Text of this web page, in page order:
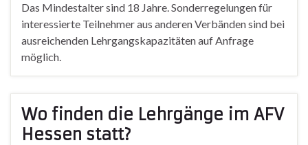
Das Mindestalter sind 18 Jahre. Sonderregelungen für
interessierte Teilnehmer aus anderen Verbänden sind bei
ausreichenden Lehrgangskapazitäten auf Anfrage
möglich.
Wo finden die Lehrgänge im AFV
Hessen statt?